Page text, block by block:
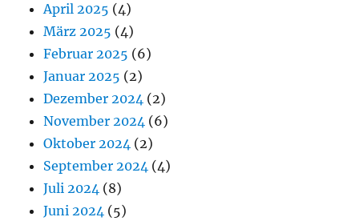
April 2025 (4)
März 2025 (4)
Februar 2025 (6)
Januar 2025 (2)
Dezember 2024 (2)
November 2024 (6)
Oktober 2024 (2)
September 2024 (4)
Juli 2024 (8)
Juni 2024 (5)